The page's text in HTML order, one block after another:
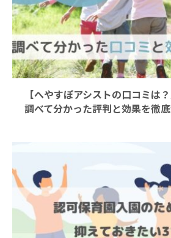
【へやすぽアシストの口コミは
調べて分かった評判と効果を徹